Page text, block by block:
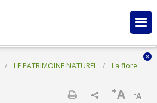
LE PATRIMOINE NATUREL
La flore
-A
+A